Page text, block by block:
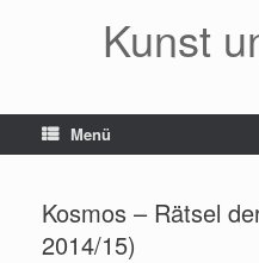
Kunst
Menü
Kosmos – Rätsel
2014/15)